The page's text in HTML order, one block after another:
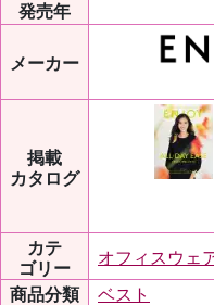
発売年
メーカー
掲載
カタログ
カテ
ゴリー
オフィスウェ
商品分類
ベスト